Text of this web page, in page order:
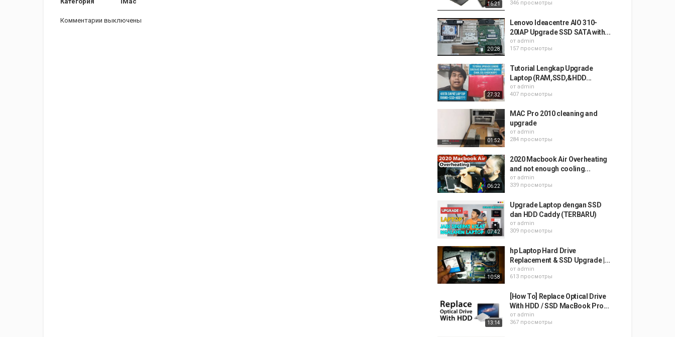
Комментарии выключены
16:21 346 просмотры
20:28
Lenovo Ideacentre AIO 310-
20IAP Upgrade SSD SATA with...
от admin
157 просмотры
27:32
Tutorial Lengkap Upgrade
Laptop (RAM,SSD,&HDD...
от admin
407 просмотры
01:52
MAC Pro 2010 cleaning and
upgrade
от admin
284 просмотры
06:22
2020 Macbook Air Overheating
and not enough cooling...
от admin
339 просмотры
07:42
Upgrade Laptop dengan SSD
dan HDD Caddy (TERBARU)
от admin
309 просмотры
10:58
hp Laptop Hard Drive
Replacement & SSD Upgrade |...
от admin
613 просмотры
13:14
[How To] Replace Optical Drive
With HDD / SSD MacBook Pro...
от admin
367 просмотры